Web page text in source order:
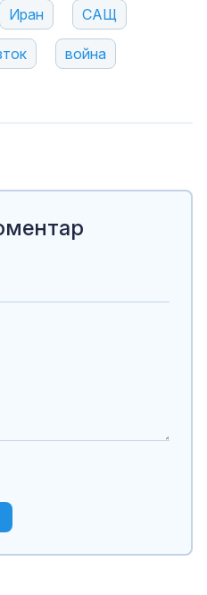
Иран САЩ
война